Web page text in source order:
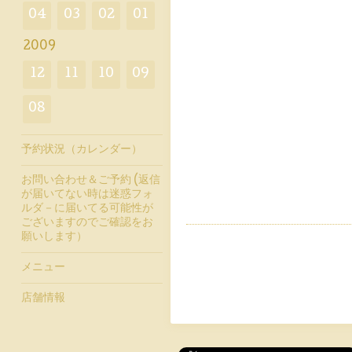
04 03 02 01
2009
12 11 10 09
08
予約状況（カレンダー）
お問い合わせ＆ご予約 (返信
が届いてない時は迷惑フォ
ルダ－に届いてる可能性が
ございますのでご確認をお
願いします）
メニュー
店舗情報